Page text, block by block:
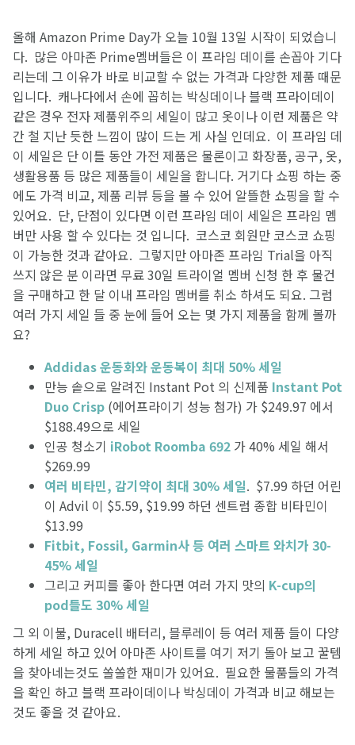
올해 Amazon Prime Day가 오늘 10월 13일 시작이 되었습니
다. 많은 아마존 Prime멤버들은 이 프라임 데이를 손꼽아 기다
리는데 그 이유가 바로 비교할 수 없는 가격과 다양한 제품 때문
입니다. 캐나다에서 손에 꼽히는 박싱데이나 블랙 프라이데이
같은 경우 전자 제품위주의 세일이 많고 옷이나 이런 제품은 약
간 철 지난 듯한 느낌이 많이 드는 게 사실 인데요. 이 프라임 데
이 세일은 단 이틀 동안 가전 제품은 물론이고 화장품, 공구, 옷,
생활용품 등 많은 제품들이 세일을 합니다. 거기다 쇼핑 하는 중
에도 가격 비교, 제품 리뷰 등을 볼 수 있어 알뜰한 쇼핑을 할 수
있어요. 단, 단점이 있다면 이런 프라임 데이 세일은 프라임 멤
버만 사용 할 수 있다는 것 입니다. 코스코 회원만 코스코 쇼핑
이 가능한 것과 같아요. 그렇지만 아마존 프라임 Trial을 아직
쓰지 않은 분 이라면 무료 30일 트라이얼 멤버 신청 한 후 물건
을 구매하고 한 달 이내 프라임 멤버를 취소 하셔도 되요. 그럼
여러 가지 세일 들 중 눈에 들어 오는 몇 가지 제품을 함께 볼까
요?
Addidas 운동화와 운동복이 최대 50% 세일
만능 솥으로 알려진 Instant Pot 의 신제품 Instant Pot
Duo Crisp (에어프라이기 성능 첨가) 가 $249.97 에서
$188.49으로 세일
인공 청소기 iRobot Roomba 692 가 40% 세일 해서
$269.99
여러 비타민, 감기약이 최대 30% 세일. $7.99 하던 어린
이 Advil 이 $5.59, $19.99 하던 센트럼 종합 비타민이
$13.99
Fitbit, Fossil, Garmin사 등 여러 스마트 와치가 30-
45% 세일
그리고 커피를 좋아 한다면 여러 가지 맛의 K-cup의
pod들도 30% 세일
그 외 이불, Duracell 배터리, 블루레이 등 여러 제품 들이 다양
하게 세일 하고 있어 아마존 사이트를 여기 저기 돌아 보고 꿀템
을 찾아네는것도 쏠쏠한 재미가 있어요. 필요한 물품들의 가격
을 확인 하고 블랙 프라이데이나 박싱데이 가격과 비교 해보는
것도 좋을 것 같아요.